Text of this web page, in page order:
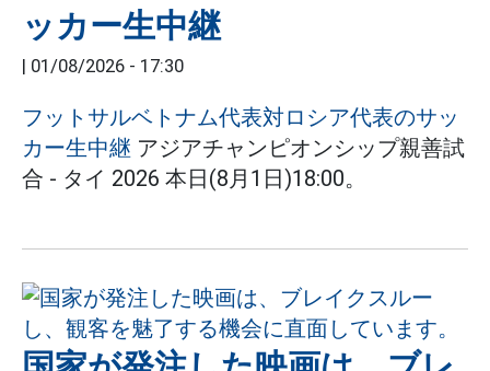
ッカー生中継
| 01/08/2026 - 17:30
フットサルベトナム代表対ロシア代表のサッ
カー生中継 アジアチャンピオンシップ親善試
合 - タイ 2026 本日(8月1日)18:00。